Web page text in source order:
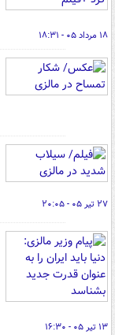
۱۸ مرداد ۰۵ - ۱۸:۳۱
۲۷ تیر ۰۵ - ۲۰:۰۵
۱۳ تیر ۰۵ - ۱۶:۳۰